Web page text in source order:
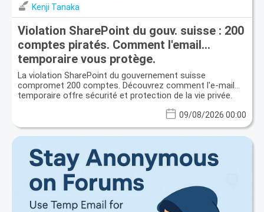
Kenji Tanaka
Violation SharePoint du gouv. suisse : 200
comptes piratés. Comment l'email
temporaire vous protège.
La violation SharePoint du gouvernement suisse
compromet 200 comptes. Découvrez comment l'e-mail
temporaire offre sécurité et protection de la vie privée.
09/08/2026 00:00